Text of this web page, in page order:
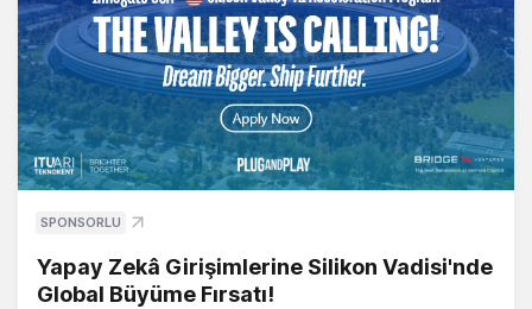
SPONSORLU
Yapay Zekâ Girişimlerine Silikon Vadisi'nde
Global Büyüme Fırsatı!